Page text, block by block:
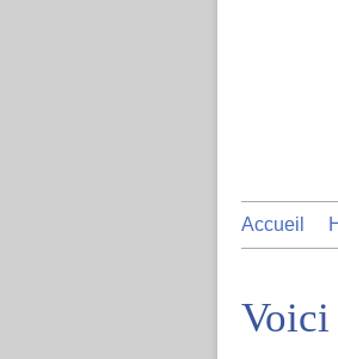
Accueil
Voici